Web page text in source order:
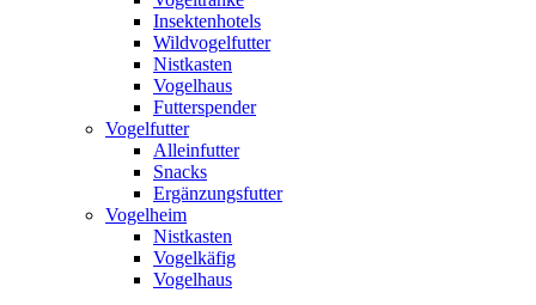
Insektenhotels
Wildvogelfutter
Nistkasten
Vogelhaus
Futterspender
Vogelfutter
Alleinfutter
Snacks
Ergänzungsfutter
Vogelheim
Nistkasten
Vogelkäfig
Vogelhaus